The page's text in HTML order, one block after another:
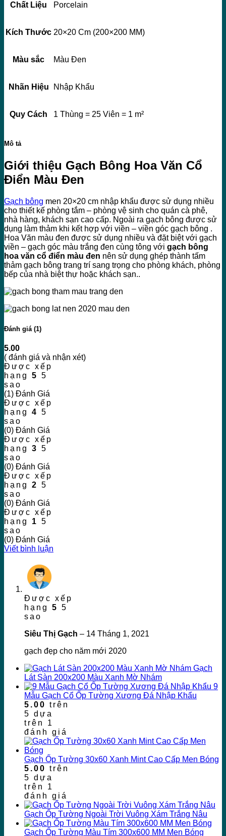
Chất Liệu Porcelain
Kích Thước 20×20 Cm (200×200 MM)
Màu sắc Màu Đen
Nhãn Hiệu Nhập Khẩu
Quy Cách 1 Thùng = 25 Viên = 1 m²
Mô tả
Giới thiệu Gạch Bông Hoa Văn Cổ
Điển Màu Đen
Gạch bông men 20×20 cm nhập khẩu được sử dụng nhiều
cho thiết kế phòng tắm – phòng vệ sinh cho quán cà phê,
nhà hàng, khách sạn cao cấp. Ngoài ra gạch bông được sử
dụng làm thảm khi kết hợp với viền – viền góc gạch bông .
Hoa Văn màu đen được sử dụng nhiều và đặt biệt với gạch
viền – gạch góc màu trắng đen cùng tông với gạch bông
hoa văn cổ điển màu đen nên sử dụng ghép thành tấm
thảm gạch bông trang trí sang trọng cho phòng khách, phòng
bếp của nhà biệt thự hoặc khách sạn..
Đánh giá (1)
5.00
( đánh giá và nhận xét)
Được xếp
hạng 5 5
sao
(1) Đánh Giá
Được xếp
hạng 4 5
sao
(0) Đánh Giá
Được xếp
hạng 3 5
sao
(0) Đánh Giá
Được xếp
hạng 2 5
sao
(0) Đánh Giá
Được xếp
hạng 1 5
sao
(0) Đánh Giá
Viết bình luận
Được xếp
hạng 5 5
sao
Siêu Thị Gạch – 14 Tháng 1, 2021
gạch đẹp cho năm mới 2020
Gạch
Lát Sàn 200x200 Màu Xanh Mờ Nhám
9
Mẫu Gạch Cổ Ốp Tường Xương Đá Nhập Khẩu
5.00 trên
5 dựa
trên 1
đánh giá
Gạch Ốp Tường 30x60 Xanh Mint Cao Cấp Men Bóng
5.00 trên
5 dựa
trên 1
đánh giá
Gạch Ốp Tường Ngoài Trời Vuông Xám Trắng Nâu
Gạch Ốp Tường Màu Tím 300x600 MM Men Bóng